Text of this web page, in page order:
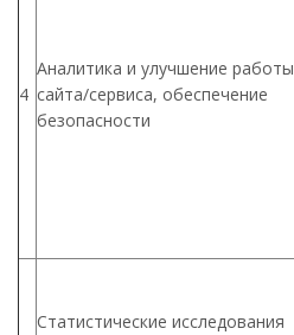
4
Аналитика и улучшение работы
сайта/сервиса, обеспечение
безопасности
Статистические исследования